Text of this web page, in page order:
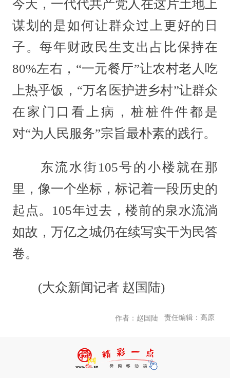
今天，一代代共产党人在这片土地上
谋划的是如何让群众过上更好的日
子。每年财政民生支出占比保持在
80%左右，“一元餐厅”让农村老人吃
上热乎饭，“万名医护进乡村”让群众
在家门口看上病，桩桩件件都是
对“为人民服务”宗旨最朴素的践行。
东流水街105号的小楼就在那
里，像一个坐标，标记着一段历史的
起点。105年过去，楼前的泉水流淌
如故，万亿之城仍在续写实干为民答
卷。
(大众新闻记者 赵国陆)
作者：赵国陆 责任编辑：高原